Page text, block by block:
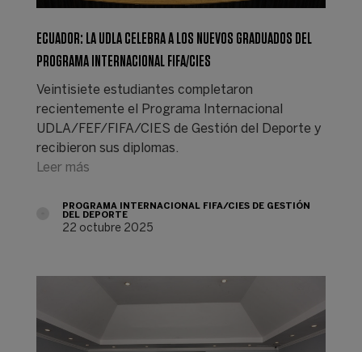
ECUADOR: LA UDLA CELEBRA A LOS NUEVOS GRADUADOS DEL
PROGRAMA INTERNACIONAL FIFA/CIES
Veintisiete estudiantes completaron
recientemente el Programa Internacional
UDLA/FEF/FIFA/CIES de Gestión del Deporte y
recibieron sus diplomas.
Leer más
PROGRAMA INTERNACIONAL FIFA/CIES DE GESTIÓN
DEL DEPORTE
22 octubre 2025